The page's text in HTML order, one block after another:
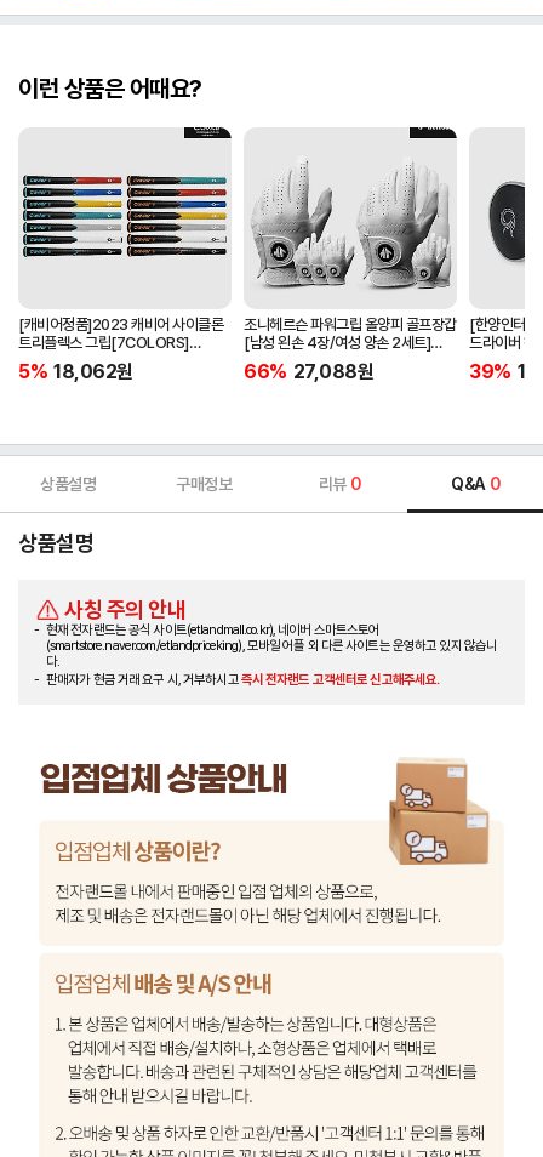
이런 상품은 어때요?
[캐비어정품]2023 캐비어 사이클론
트리플렉스 그립[7COLORS]
[라운드][39g/42g/46g/50g]
[R/S 토크]
5% 18,062원
조니헤르슨 파워그립 올양피 골프장갑
[남성 왼손 4장/여성 양손 2세트]
[화이트][케이스포함]
66% 27,088원
[한양인터
드라이버 헤
[HD-302]
39%
상품설명 구매정보 리뷰 0 Q&A 0
상품설명
사칭 주의 안내
현재 전자랜드는 공식 사이트(etlandmall.co.kr), 네이버 스마트스토어
(smartstore.naver.com/etlandpriceking), 모바일 어플 외 다른 사이트는 운영하고 있지 않습니
다.
판매자가 현금 거래 요구 시, 거부하시고즉시 전자랜드 고객센터로 신고해주세요.